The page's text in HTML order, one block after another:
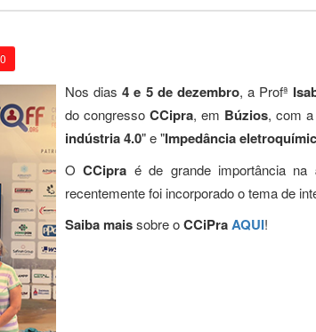
Nos dias4 e 5 de dezembro, a Profª
do congresso CCipra, em Búzios, com
indústria 4.0" e "Impedância
OCCipra é de grande importância na
recentemente foi incorporado o tema de
Saiba maissobre oCCiPraAQUI!